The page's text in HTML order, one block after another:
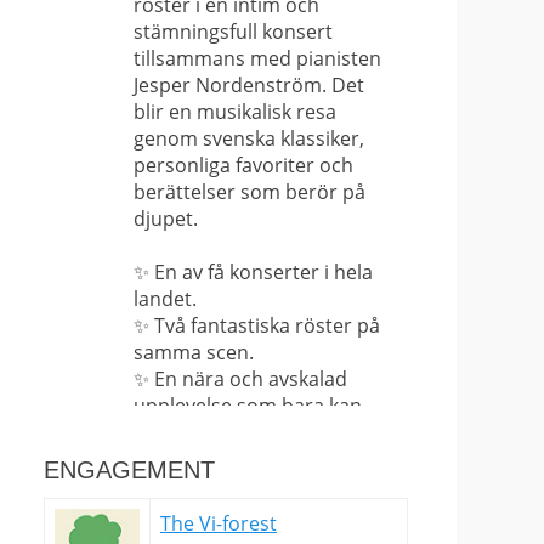
stämningsfull konsert
tillsammans med pianisten
Jesper Nordenström. Det
blir en musikalisk resa
genom svenska klassiker,
personliga favoriter och
berättelser som berör på
djupet.
✨ En av få konserter i hela
landet.
✨ Två fantastiska röster på
samma scen.
✨ En nära och avskalad
upplevelse som bara kan
Det här är långt ifrån en
vanlig konsert – det är en
ENGAGEMENT
The Vi-forest